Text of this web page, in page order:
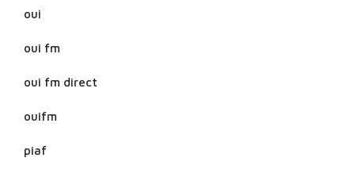
oui
oui fm
oui fm direct
ouifm
piaf